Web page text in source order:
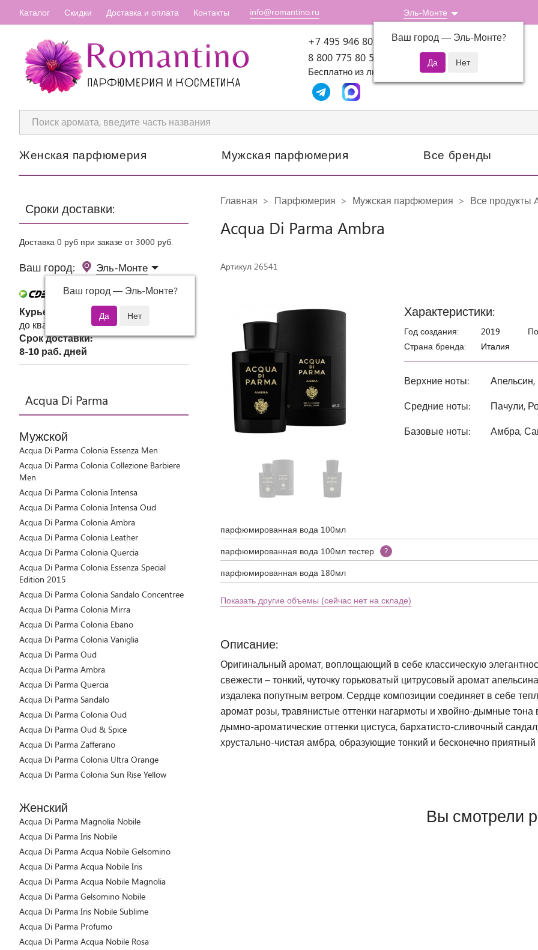
Каталог Скидки Доставка и оплата Контакты info@romantino.ru Эль-Монте
Ваш город — Эль-Монте?
+7 495 946 80 07 Пн-Пт: 10:00-18:00
8 800 775 80 51
Бесплатно из любого региона России
Женская парфюмерия Мужская парфюмерия Все бренды
Сроки доставки:
Доставка 0 руб при заказе от 3000 руб.
Ваш город: Эль-Монте
Ваш город — Эль-Монте?
Курьер СДЭК
до квартиры или офиса
Срок доставки:
8-10 раб. дней
Acqua Di Parma
Мужской
Acqua Di Parma Colonia Essenza Men
Acqua Di Parma Colonia Collezione Barbiere
Men
Acqua Di Parma Colonia Intensa
Acqua Di Parma Colonia Intensa Oud
Acqua Di Parma Colonia Ambra
Acqua Di Parma Colonia Leather
Acqua Di Parma Colonia Quercia
Acqua Di Parma Colonia Essenza Special
Edition 2015
Acqua Di Parma Colonia Sandalo Concentree
Acqua Di Parma Colonia Mirra
Acqua Di Parma Colonia Ebano
Acqua Di Parma Colonia Vaniglia
Acqua Di Parma Oud
Acqua Di Parma Ambra
Acqua Di Parma Quercia
Acqua Di Parma Sandalo
Acqua Di Parma Colonia Oud
Acqua Di Parma Oud & Spice
Acqua Di Parma Zafferano
Acqua Di Parma Colonia Ultra Orange
Acqua Di Parma Colonia Sun Rise Yellow
Женский
Acqua Di Parma Magnolia Nobile
Acqua Di Parma Iris Nobile
Acqua Di Parma Acqua Nobile Gelsomino
Acqua Di Parma Acqua Nobile Iris
Acqua Di Parma Acqua Nobile Magnolia
Acqua Di Parma Gelsomino Nobile
Acqua Di Parma Iris Nobile Sublime
Acqua Di Parma Profumo
Acqua Di Parma Acqua Nobile Rosa
Главная Парфюмерия Мужская парфюмерия Все продукты
Acqua Di Parma Ambra
Артикул 26541
Характеристики:
Год создания:
2019
Страна бренда:
Италия
Верхние ноты:
Апельсин,
Средние ноты:
Пачули,
Базовые ноты:
Амбра,
парфюмированная вода 100мл
парфюмированная вода 100мл тестер
?
парфюмированная вода 180мл
Показать другие объемы (сейчас нет на складе)
Описание:
Оригинальный аромат, воплощающий в себе классическую
свежести – тонкий, чуточку горьковатый цитрусовый аромат
издалека попутным ветром. Сердце композиции соединяет в себе
аромат розы, травянистые оттенки нагармоты и хвойно-дымные
дымно-ароматические оттенки цистуса, бархатисто-сливочный
хрустально-чистая амбра, образующие тонкий и бесконечно
Вы смотрели